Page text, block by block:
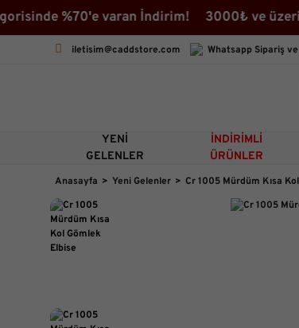
%70'e varan İndirim! 3000₺ ve üzeri
iletisim@caddstore.com Whatsapp Sipariş
YENI
GELENLER
İNDIRIMLI
ÜRÜNLER
Anasayfa Yeni Gelenler Cr 1005 Mürdüm Kısa